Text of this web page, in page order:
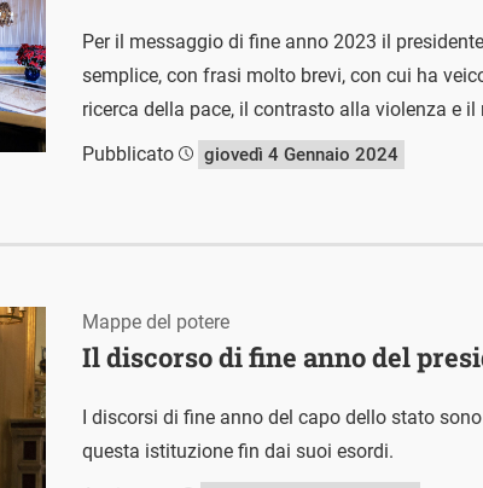
Per il messaggio di fine anno 2023 il
semplice, con frasi molto brevi, con cui ha
ricerca della pace, il contrasto alla violenza e
Pubblicato
giovedì 4 Gennaio 2024
Il discorso di fine anno del
Mappe del potere
I discorsi di fine anno del capo dello stato
questa istituzione fin dai suoi esordi.